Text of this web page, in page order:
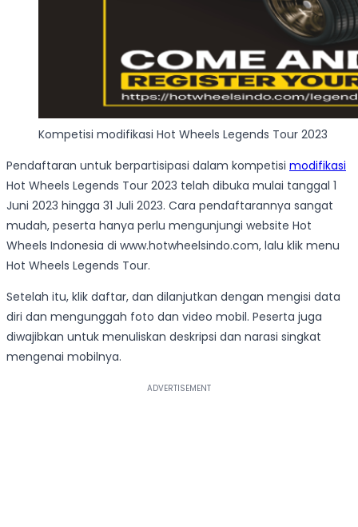
Kompetisi modifikasi Hot Wheels Legends Tour 2023
Pendaftaran untuk berpartisipasi dalam kompetisi modifikasi
Hot Wheels Legends Tour 2023 telah dibuka mulai tanggal 1
Juni 2023 hingga 31 Juli 2023. Cara pendaftarannya sangat
mudah, peserta hanya perlu mengunjungi website Hot
Wheels Indonesia di www.hotwheelsindo.com, lalu klik menu
Hot Wheels Legends Tour.
Setelah itu, klik daftar, dan dilanjutkan dengan mengisi data
diri dan mengunggah foto dan video mobil. Peserta juga
diwajibkan untuk menuliskan deskripsi dan narasi singkat
mengenai mobilnya.